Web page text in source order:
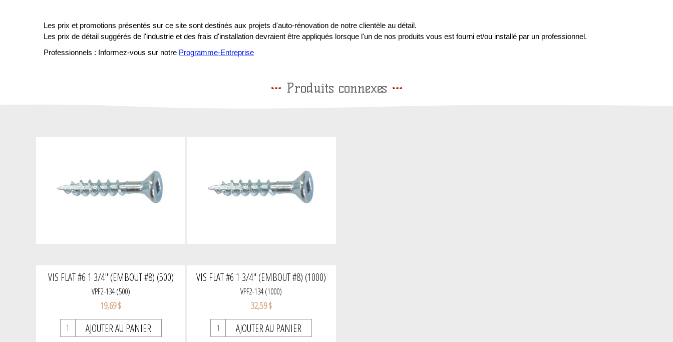
Les prix et promotions présentés sur ce site sont destinés aux projets d'auto-rénovation de notre clientèle au détail.
Les prix de détail suggérés de l'industrie et des frais d'installation devraient être appliqués lorsque l'un de nos produits vous est fourni et/ou installé par un professionnel.
Professionnels : Informez-vous sur notre Programme-Entreprise
Produits connexes
VIS FLAT #6 1 3/4'' (EMBOUT #8) (500)
VPF2-134 (500)
19,69 $
AJOUTER AU PANIER
VIS FLAT #6 1 3/4'' (EMBOUT #8) (1000)
VPF2-134 (1000)
32,59 $
AJOUTER AU PANIER